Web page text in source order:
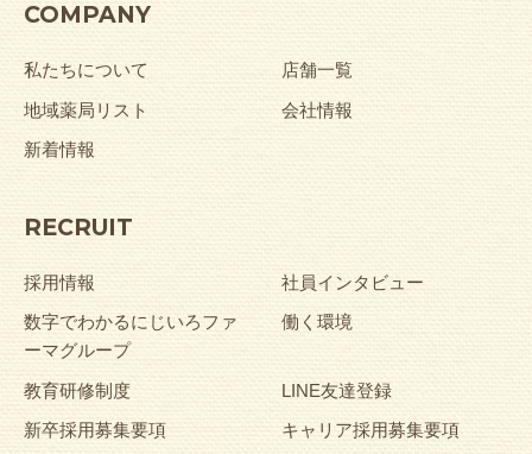
COMPANY
私たちについて
店舗一覧
地域薬局リスト
会社情報
新着情報
RECRUIT
採用情報
社員インタビュー
数字でわかるにじいろファ
ーマグループ
働く環境
教育研修制度
LINE友達登録
新卒採用募集要項
キャリア採用募集要項